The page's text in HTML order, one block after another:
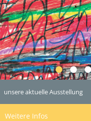
unsere aktuelle Ausstellung
Weitere Infos
1 2